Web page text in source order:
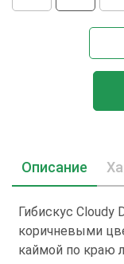
Описание
Гибискус Cloudy
коричневыми
каймой по краю